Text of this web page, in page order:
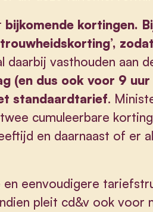
bijkomende kortingen.
daarbij vasthouden aan
(en dus ook voor 9
standaardtarief.
cumuleerbare
en daarnaast of er
en eenvoudigere
pleit cd&v ook voor